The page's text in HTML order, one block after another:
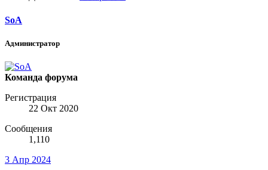
SoA
Администратор
Команда форума
Регистрация
22 Окт 2020
Сообщения
1,110
3 Апр 2024